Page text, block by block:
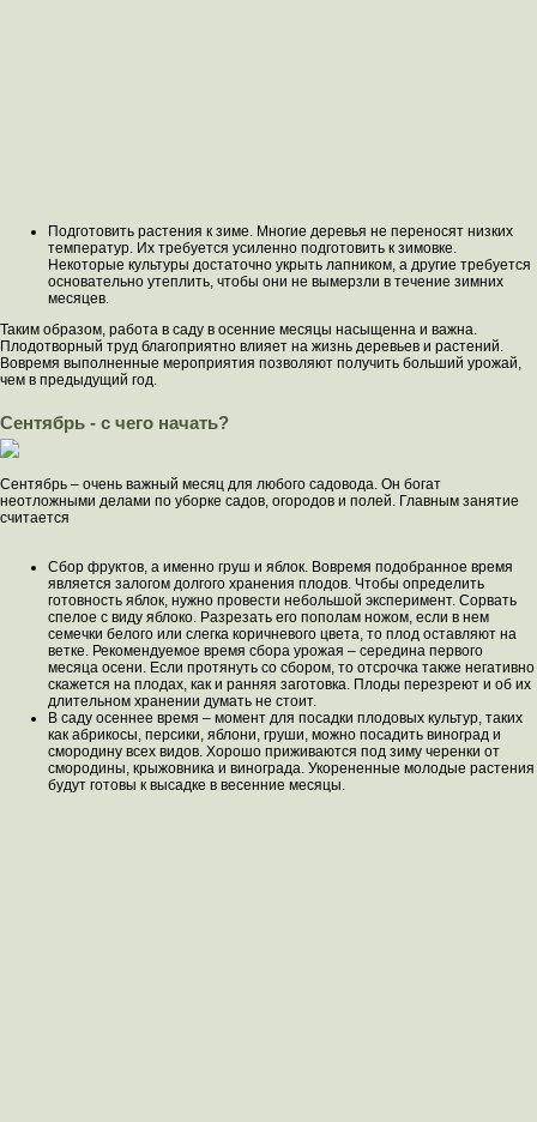
Подготовить растения к зиме. Многие деревья не переносят низких
температур. Их требуется усиленно подготовить к зимовке.
Некоторые культуры достаточно укрыть лапником, а другие требуется
основательно утеплить, чтобы они не вымерзли в течение зимних
месяцев.
Таким образом, работа в саду в осенние месяцы насыщенна и важна.
Плодотворный труд благоприятно влияет на жизнь деревьев и растений.
Вовремя выполненные мероприятия позволяют получить больший урожай,
чем в предыдущий год.
Сентябрь - с чего начать?
Сентябрь – очень важный месяц для любого садовода. Он богат
неотложными делами по уборке садов, огородов и полей. Главным занятие
считается
Сбор фруктов, а именно груш и яблок. Вовремя подобранное время
является залогом долгого хранения плодов. Чтобы определить
готовность яблок, нужно провести небольшой эксперимент. Сорвать
спелое с виду яблоко. Разрезать его пополам ножом, если в нем
семечки белого или слегка коричневого цвета, то плод оставляют на
ветке. Рекомендуемое время сбора урожая – середина первого
месяца осени. Если протянуть со сбором, то отсрочка также негативно
скажется на плодах, как и ранняя заготовка. Плоды перезреют и об их
длительном хранении думать не стоит.
В саду осеннее время – момент для посадки плодовых культур, таких
как абрикосы, персики, яблони, груши, можно посадить виноград и
смородину всех видов. Хорошо приживаются под зиму черенки от
смородины, крыжовника и винограда. Укорененные молодые растения
будут готовы к высадке в весенние месяцы.